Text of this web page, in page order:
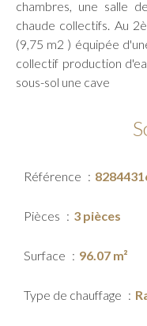
chambres, une salle
chaude collectifs. Au
(9,75 m2 ) équipée
collectif production
sous-sol une cave
Référence
Pièces 3 pièces
Surface 96.07 m²
Type de chauffage